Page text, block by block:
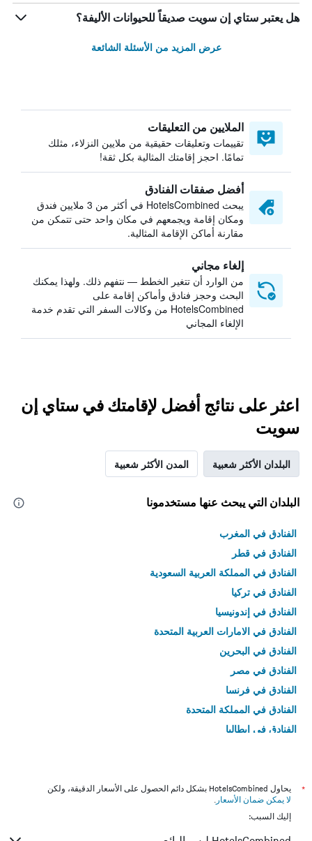
هل يعتبر ستاي إن سويت صديقاً للحيوانات الأليفة؟
عرض المزيد من الأسئلة الشائعة
الملايين من التعليقات
تقييمات وتعليقات حقيقية من ملايين النزلاء، مثلك
تمامًا. احجز إقامتك المثالية بكل ثقة!
أفضل صفقات الفنادق
يبحث HotelsCombined في أكثر من 3 ملايين فندق
ومكان إقامة ويجمعهم في مكان واحد حتى تتمكن من
مقارنة أماكن الإقامة المثالية.
إلغاء مجاني
من الوارد أن تتغير الخطط — نتفهم ذلك. ولهذا يمكنك
البحث وحجز فنادق وأماكن إقامة على
HotelsCombined من وكالات السفر التي تقدم خدمة
الإلغاء المجاني
اعثر على نتائج أفضل لإقامتك في ستاي إن
سويت
البلدان الأكثر شعبية المدن الأكثر شعبية
البلدان التي يبحث عنها مستخدمونا
الفنادق في المغرب
الفنادق في قطر
الفنادق في المملكة العربية السعودية
الفنادق في تركيا
الفنادق في إندونيسيا
الفنادق في الامارات العربية المتحدة
الفنادق في البحرين
الفنادق في مصر
الفنادق في فرنسا
الفنادق في المملكة المتحدة
الفنادق في إيطاليا
*
يحاول HotelsCombined بشكل دائم الحصول على الأسعار الدقيقة، ولكن
لا يمكن ضمان الأسعار .
إليك السبب: